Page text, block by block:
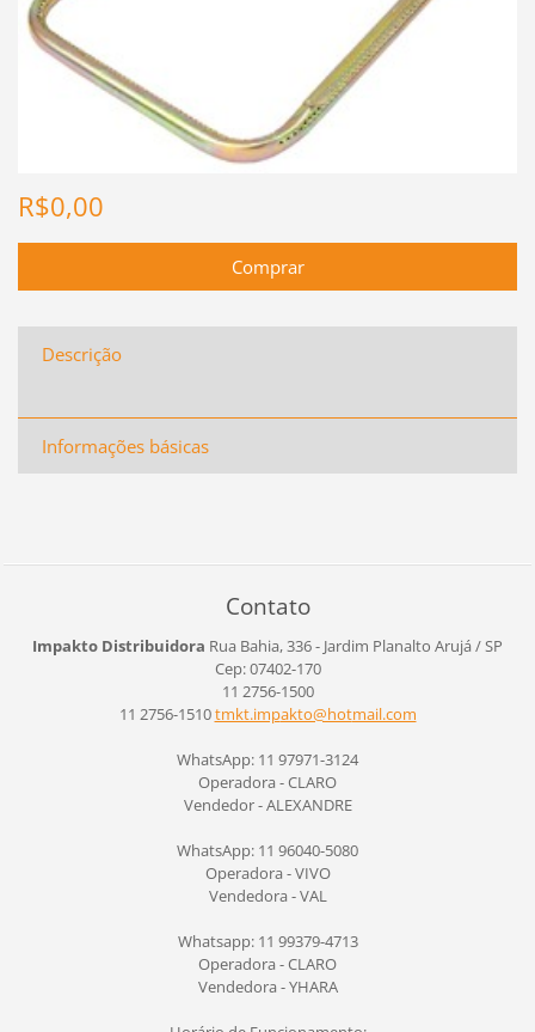
R$0,00
Descrição
Informações básicas
Contato
Impakto Distribuidora Rua Bahia, 336 - Jardim Planalto Arujá / SP
Cep: 07402-170
11 2756-1500
11 2756-1510tmkt.impakto@hotmail.com
WhatsApp: 11 97971-3124
Operadora - CLARO
Vendedor - ALEXANDRE
WhatsApp: 11 96040-5080
Operadora - VIVO
Vendedora - VAL
Whatsapp: 11 99379-4713
Operadora - CLARO
Vendedora - YHARA